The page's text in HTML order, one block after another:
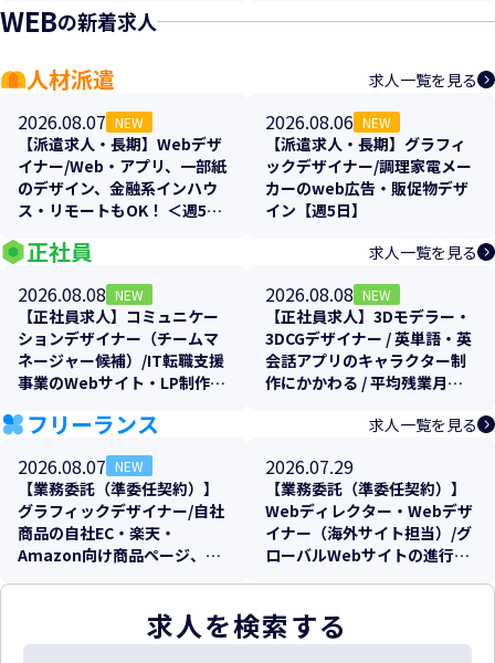
支援
WEBの新着求人
人材派遣 求人一覧を見る
2026.08.07 NEW
【派遣求人・長期】Webデザ
イナー/Web・アプリ、一部紙
のデザイン、金融系インハウ
ス・リモートもOK！ ＜週5日
2026.08.06 NEW
【派遣求人・長期】グラフィ
ックデザイナー/調理家電メー
カーのweb広告・販促物デザ
イン【週5日】
正社員 求人一覧を見る
2026.08.08 NEW
【正社員求人】コミュニケー
ションデザイナー（チームマ
ネージャー候補）/IT転職支援
事業のWebサイト・LP制作/
週2リモート可
2026.08.08 NEW
【正社員求人】3Dモデラー・
3DCGデザイナー / 英単語・英
会話アプリのキャラクター制
作にかかわる / 平均残業月
フリーランス 求人一覧を見る
2026.08.07 NEW
【業務委託（準委任契約）】
グラフィックデザイナー/自社
商品の自社EC・楽天・
Amazon向け商品ページ、各
2026.07.29
【業務委託（準委任契約）】
Webディレクター・Webデザ
イナー（海外サイト担当）/グ
ローバルWebサイトの進行管
求人を検索する